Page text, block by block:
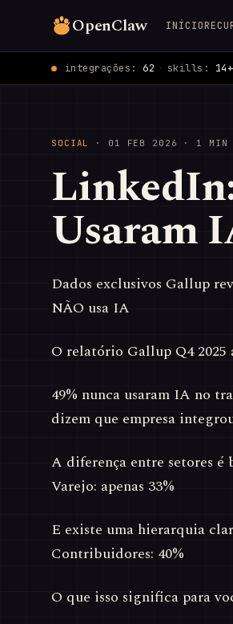
OpenClaw INÍCIO
integrações: 62 · skills: 14+
SOCIAL · 01 FEB 2026 · 1 MIN
Usaram
Dados exclusivos Gallup
NÃO usa IA
O relatório Gallup Q4 2025
49% nunca usaram IA no
dizem que empresa
A diferença entre setores é
Varejo: apenas 33%
E existe uma hierarquia
Contribuidores: 40%
O que isso significa para